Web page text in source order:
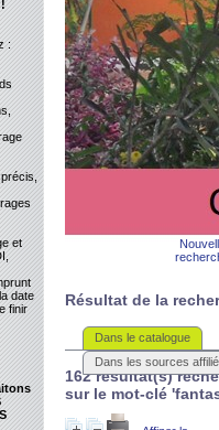
Résultat de la
Dans le catalogue
Dans les sources
162 résultat(s)
sur le mot-clé
!
:
et
date
finir